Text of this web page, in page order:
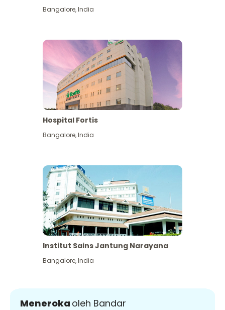
Bangalore,India
Hospital Fortis
Bangalore,India
Institut Sains Jantung Narayana
Bangalore,India
Meneroka oleh Bandar